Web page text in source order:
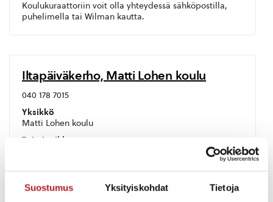
Suostumus Yksityiskohdat Tietoja
Koulukuraattoriin voit olla yhteydessä sähköpostilla,
puhelimella tai Wilman kautta.
Iltapäiväkerho, Matti Lohen koulu
040 178 7015
Yksikkö
Matti Lohen koulu
Toimipaikka